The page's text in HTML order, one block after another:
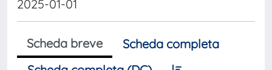
2025-01-01
Scheda breve
Scheda completa